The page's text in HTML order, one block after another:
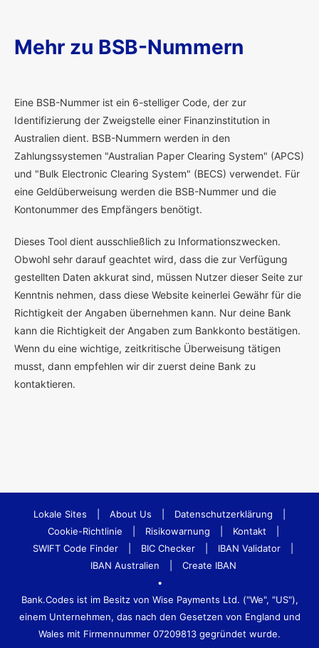
Mehr zu BSB-Nummern
Eine BSB-Nummer ist ein 6-stelliger Code, der zur
Identifizierung der Zweigstelle einer Finanzinstitution in
Australien dient. BSB-Nummern werden in den
Zahlungssystemen "Australian Paper Clearing System" (APCS)
und "Bulk Electronic Clearing System" (BECS) verwendet. Für
eine Geldüberweisung werden die BSB-Nummer und die
Kontonummer des Empfängers benötigt.
Dieses Tool dient ausschließlich zu Informationszwecken.
Obwohl sehr darauf geachtet wird, dass die zur Verfügung
gestellten Daten akkurat sind, müssen Nutzer dieser Seite zur
Kenntnis nehmen, dass diese Website keinerlei Gewähr für die
Richtigkeit der Angaben übernehmen kann. Nur deine Bank
kann die Richtigkeit der Angaben zum Bankkonto bestätigen.
Wenn du eine wichtige, zeitkritische Überweisung tätigen
musst, dann empfehlen wir dir zuerst deine Bank zu
kontaktieren.
Lokale Sites About Us Datenschutzerklärung
Cookie-Richtlinie
Risikowarnung Kontakt
SWIFT Code Finder
BIC Checker IBAN Validator
IBAN Australien
Create IBAN
•
Bank.Codes ist im Besitz von Wise Payments Ltd. ("We", "US"),
einem Unternehmen, das nach den Gesetzen von England und
Wales mit Firmennummer 07209813 gegründet wurde.